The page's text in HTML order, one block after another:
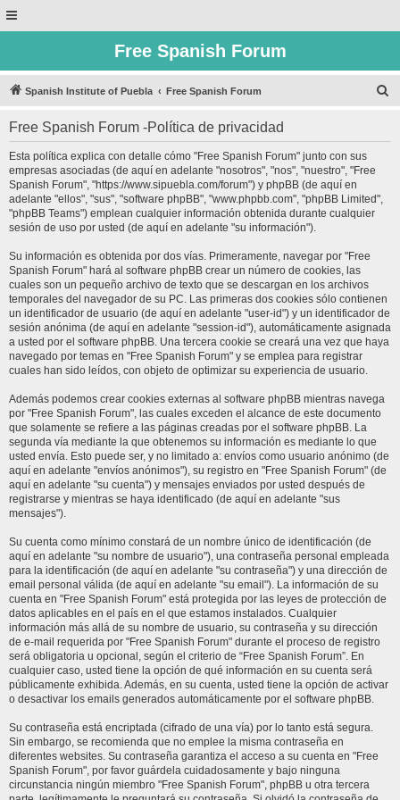
Free Spanish Forum
Spanish Institute of Puebla Free Spanish Forum
Free Spanish Forum -Política de privacidad
Esta política explica con detalle cómo "Free Spanish Forum" junto con sus
empresas asociadas (de aquí en adelante "nosotros", "nos", "nuestro", "Free
Spanish Forum", "https://www.sipuebla.com/forum") y phpBB (de aquí en
adelante "ellos", "sus", "software phpBB", "www.phpbb.com", "phpBB Limited",
"phpBB Teams") emplean cualquier información obtenida durante cualquier
sesión de uso por usted (de aquí en adelante "su información").
Su información es obtenida por dos vías. Primeramente, navegar por "Free
Spanish Forum" hará al software phpBB crear un número de cookies, las
cuales son un pequeño archivo de texto que se descargan en los archivos
temporales del navegador de su PC. Las primeras dos cookies sólo contienen
un identificador de usuario (de aquí en adelante "user-id") y un identificador de
sesión anónima (de aquí en adelante "session-id"), automáticamente asignada
a usted por el software phpBB. Una tercera cookie se creará una vez que haya
navegado por temas en "Free Spanish Forum" y se emplea para registrar
cuales han sido leídos, con objeto de optimizar su experiencia de usuario.
Además podemos crear cookies externas al software phpBB mientras navega
por "Free Spanish Forum", las cuales exceden el alcance de este documento
que solamente se refiere a las páginas creadas por el software phpBB. La
segunda vía mediante la que obtenemos su información es mediante lo que
usted envía. Esto puede ser, y no limitado a: envíos como usuario anónimo (de
aquí en adelante "envíos anónimos"), su registro en "Free Spanish Forum" (de
aquí en adelante "su cuenta") y mensajes enviados por usted después de
registrarse y mientras se haya identificado (de aquí en adelante "sus
mensajes").
Su cuenta como mínimo constará de un nombre único de identificación (de
aquí en adelante "su nombre de usuario"), una contraseña personal empleada
para la identificación (de aquí en adelante "su contraseña") y una dirección de
email personal válida (de aquí en adelante "su email"). La información de su
cuenta en "Free Spanish Forum" está protegida por las leyes de protección de
datos aplicables en el país en el que estamos instalados. Cualquier
información más allá de su nombre de usuario, su contraseña y su dirección
de e-mail requerida por "Free Spanish Forum" durante el proceso de registro
será obligatoria u opcional, según el criterio de “Free Spanish Forum”. En
cualquier caso, usted tiene la opción de qué información en su cuenta será
públicamente exhibida. Además, en su cuenta, usted tiene la opción de activar
o desactivar los emails generados automáticamente por el software phpBB.
Su contraseña está encriptada (cifrado de una vía) por lo tanto está segura.
Sin embargo, se recomienda que no emplee la misma contraseña en
diferentes websites. Su contraseña garantiza el acceso a su cuenta en "Free
Spanish Forum", por favor guárdela cuidadosamente y bajo ninguna
circunstancia ningún miembro "Free Spanish Forum", phpBB u otra tercera